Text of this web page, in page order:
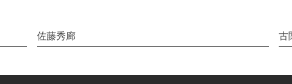
佐藤秀廊 古